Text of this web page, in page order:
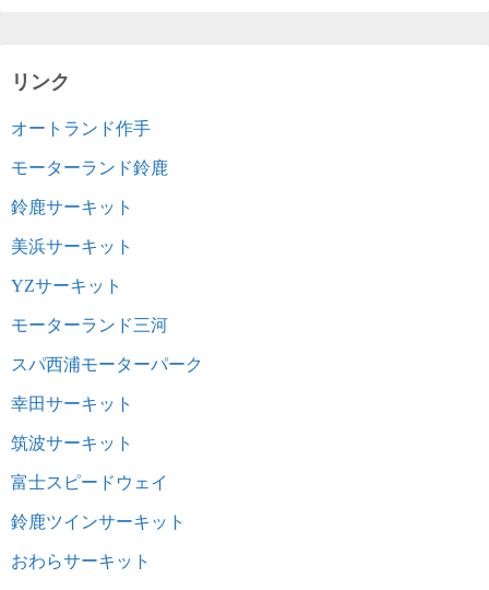
リンク
オートランド作手
モーターランド鈴鹿
鈴鹿サーキット
美浜サーキット
YZサーキット
モーターランド三河
スパ西浦モーターパーク
幸田サーキット
筑波サーキット
富士スピードウェイ
鈴鹿ツインサーキット
おわらサーキット